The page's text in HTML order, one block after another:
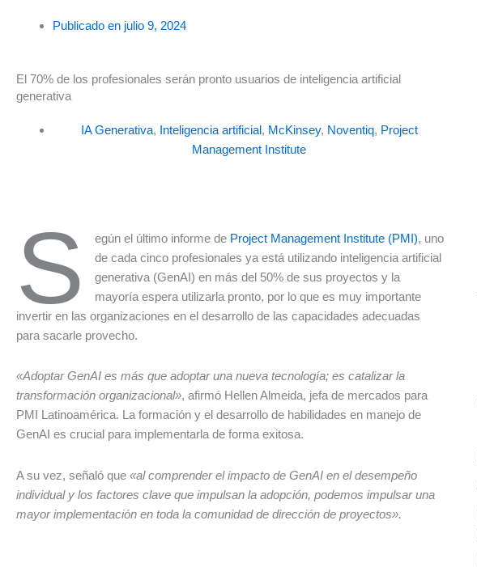
Publicado en julio 9, 2024
El 70% de los profesionales serán pronto usuarios de inteligencia artificial
generativa
IA Generativa, Inteligencia artificial, McKinsey, Noventiq, Project
Management Institute
S egún el último informe de Project Management Institute (PMI), uno
de cada cinco profesionales ya está utilizando inteligencia artificial
generativa (GenAI) en más del 50% de sus proyectos y la
mayoría espera utilizarla pronto, por lo que es muy importante
invertir en las organizaciones en el desarrollo de las capacidades adecuadas
para sacarle provecho.
«Adoptar GenAI es más que adoptar una nueva tecnología; es catalizar la
transformación organizacional», afirmó Hellen Almeida, jefa de mercados para
PMI Latinoamérica. La formación y el desarrollo de habilidades en manejo de
GenAI es crucial para implementarla de forma exitosa.
A su vez, señaló que «al comprender el impacto de GenAI en el desempeño
individual y los factores clave que impulsan la adopción, podemos impulsar una
mayor implementación en toda la comunidad de dirección de proyectos».